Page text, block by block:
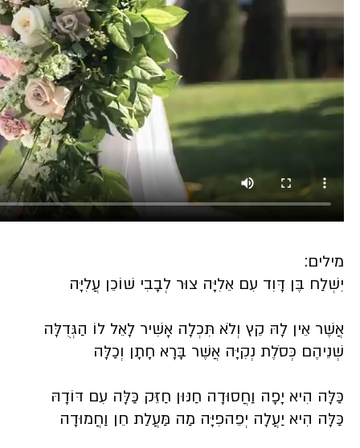
מילים:
יִשְׁלַח בֶּן דָּוִד עִם אֵלִיָּה צוּר לְבָבִי שׁוֹכֵן עֲלִיָּה
אֲשֶׁר אֵין לָהּ קֵץ וְלֹא תִּכְלָה אָשִׁיר לָאֵל לוֹ הַגְּדֻלָּה
שְׁנֵיהֶם כְּסֹלֶת נְקִיָּה אֲשֶׁר בָּרָא חָתָן וְכַלָּה
כַּלָּה הִיא יָפָה וַחֲסוּדָה חַנּוּן חַזֵּק כַּלָּה עִם דּוֹדָהּ
כַּלָּה הִיא יַעֲלָה יְפֵהפִיָּה מַה מַּעֲלַת חֵן וַחֲמוּדָה